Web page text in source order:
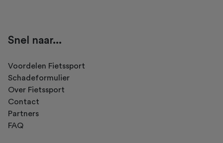
Snel naar...
Voordelen Fietssport
Schadeformulier
Over Fietssport
Contact
Partners
FAQ